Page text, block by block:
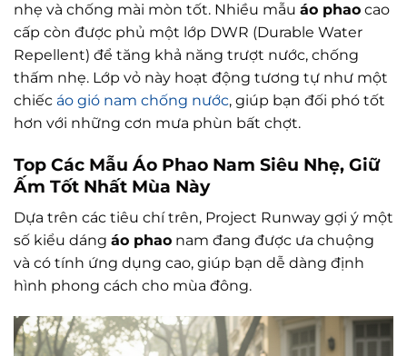
nhẹ và chống mài mòn tốt. Nhiều mẫu áo phao cao
cấp còn được phủ một lớp DWR (Durable Water
Repellent) để tăng khả năng trượt nước, chống
thấm nhẹ. Lớp vỏ này hoạt động tương tự như một
chiếc áo gió nam chống nước, giúp bạn đối phó tốt
hơn với những cơn mưa phùn bất chợt.
Top Các Mẫu Áo Phao Nam Siêu Nhẹ, Giữ
Ấm Tốt Nhất Mùa Này
Dựa trên các tiêu chí trên, Project Runway gợi ý một
số kiểu dáng áo phao nam đang được ưa chuộng
và có tính ứng dụng cao, giúp bạn dễ dàng định
hình phong cách cho mùa đông.